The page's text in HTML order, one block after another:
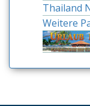
Thailand
Weitere